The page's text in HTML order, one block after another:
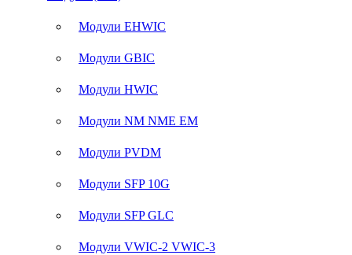
Модули EHWIC
Модули GBIC
Модули HWIC
Модули NM NME EM
Модули PVDM
Модули SFP 10G
Модули SFP GLC
Модули VWIC-2 VWIC-3